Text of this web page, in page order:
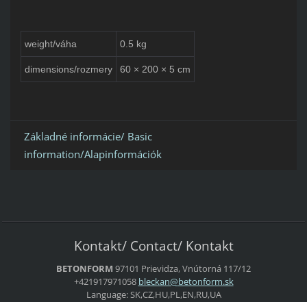
weight/váha 0.5 kg
dimensions/rozmery 60 × 200 × 5 cm
Základné informácie/ Basic
information/Alapinformációk
Kontakt/ Contact/ Kontakt
BETONFORM 97101 Prievidza, Vnútorná 117/12
+421917971058 bleckan@betonform.sk
Language: SK,CZ,HU,PL,EN,RU,UA